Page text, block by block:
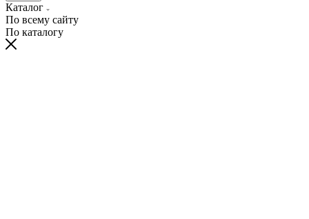
Каталог
По всему сайту
По каталогу